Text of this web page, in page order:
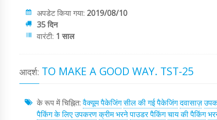
अपडेट किया गया: 2019/08/10
35 दिन
वारंटी: 1 साल
आदर्श: TO MAKE A GOOD WAY. TST-25
के रूप में चिह्नित:वैक्यूम पैकेजिंगसील की गई पैकेजिंगदवासाज़
पैकिंग के लिए उपकरणक्रीम भरनेपाउडर पैकिंगचाय की पैकिंग